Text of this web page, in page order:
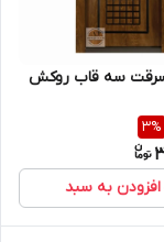
سه قاب روکش
3%
افزودن به سبد